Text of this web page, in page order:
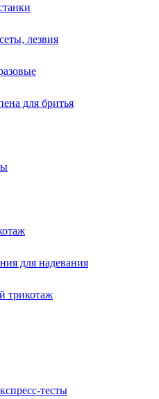
лезвия
для бритья
для надевания
трикотаж
тесты